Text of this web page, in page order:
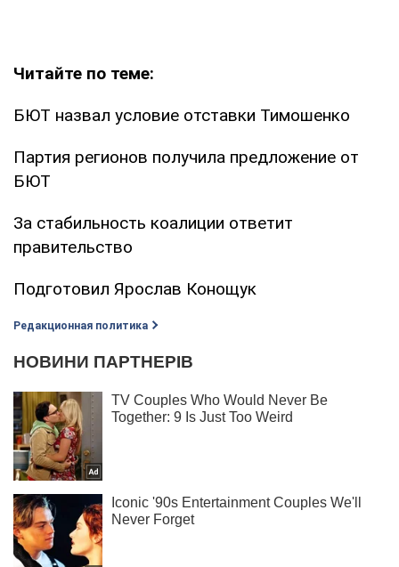
Читайте по теме:
БЮТ назвал условие отставки Тимошенко
Партия регионов получила предложение от
БЮТ
За стабильность коалиции ответит
правительство
Подготовил Ярослав Конощук
Редакционная политика